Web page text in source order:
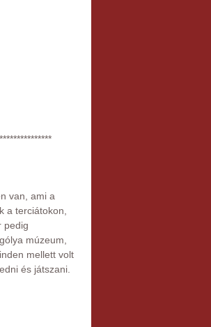
van, ami a
a terciátokon,
pedig
múzeum,
mellett volt
és játszani.